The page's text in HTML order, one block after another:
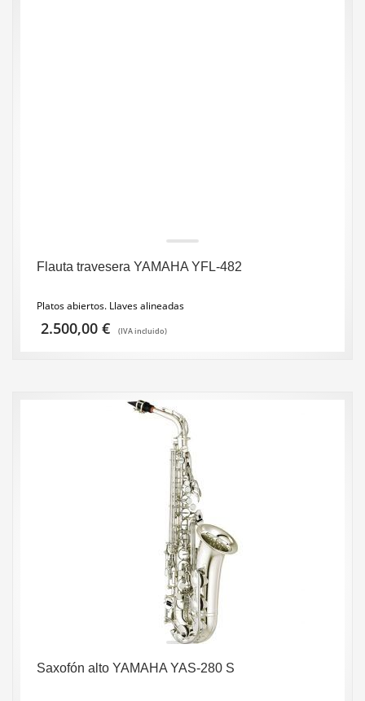
Flauta travesera YAMAHA YFL-482
Platos abiertos. Llaves alineadas
2.500,00 € (IVA incluido)
Saxofón alto YAMAHA YAS-280 S